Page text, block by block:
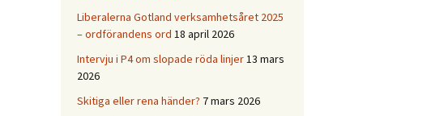
Liberalerna Gotland verksamhetsåret 2025
– ordförandens ord 18 april 2026
Intervju i P4 om slopade röda linjer13 mars
2026
Skitiga eller rena händer? 7 mars 2026